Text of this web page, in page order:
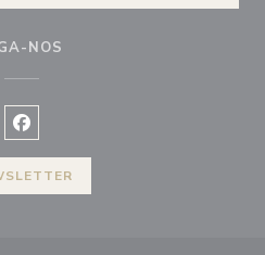
NOS
Facebook ((abre numa nova